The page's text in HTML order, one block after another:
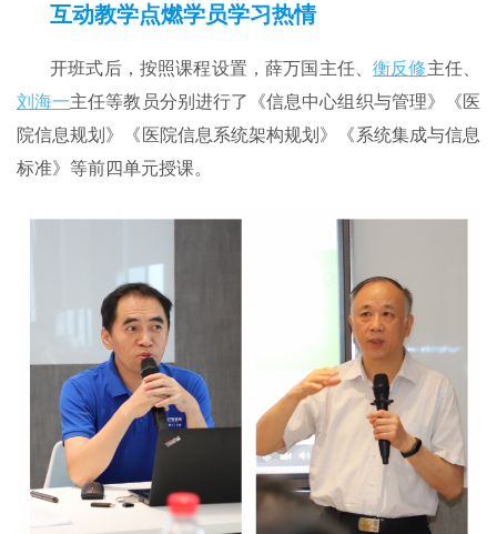
互动教学点燃学员学习热情
开班式后，按照课程设置，薛万国主任、衡反修主任、
刘海一主任等教员分别进行了《信息中心组织与管理》《医
院信息规划》《医院信息系统架构规划》《系统集成与信息
标准》等前四单元授课。